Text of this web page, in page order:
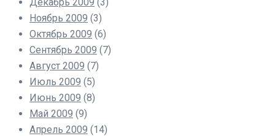
Ноябрь 2009 (3)
Октябрь 2009 (6)
Сентябрь 2009 (7)
Август 2009 (7)
Июль 2009 (5)
Июнь 2009 (8)
Май 2009 (9)
Апрель 2009 (14)